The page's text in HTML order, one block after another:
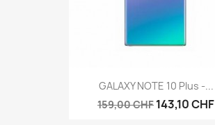
GALAXY NOTE 10 Plus -...
159,00 CHF 143,10 CHF